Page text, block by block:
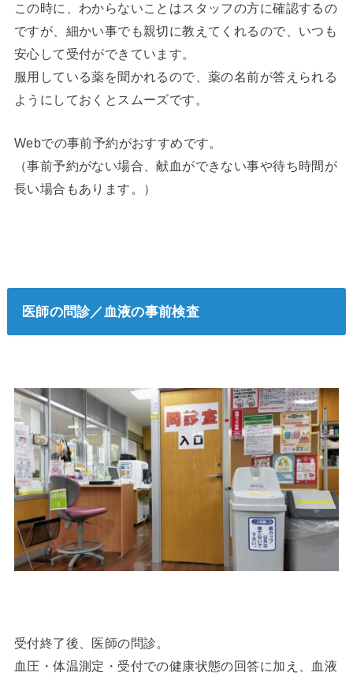
この時に、わからないことはスタッフの方に確認するの
ですが、細かい事でも親切に教えてくれるので、いつも
安心して受付ができています。
服用している薬を聞かれるので、薬の名前が答えられる
ようにしておくとスムーズです。
Webでの事前予約がおすすめです。
（事前予約がない場合、献血ができない事や待ち時間が
長い場合もあります。）
医師の問診／血液の事前検査
受付終了後、医師の問診。
血圧・体温測定・受付での健康状態の回答に加え、血液